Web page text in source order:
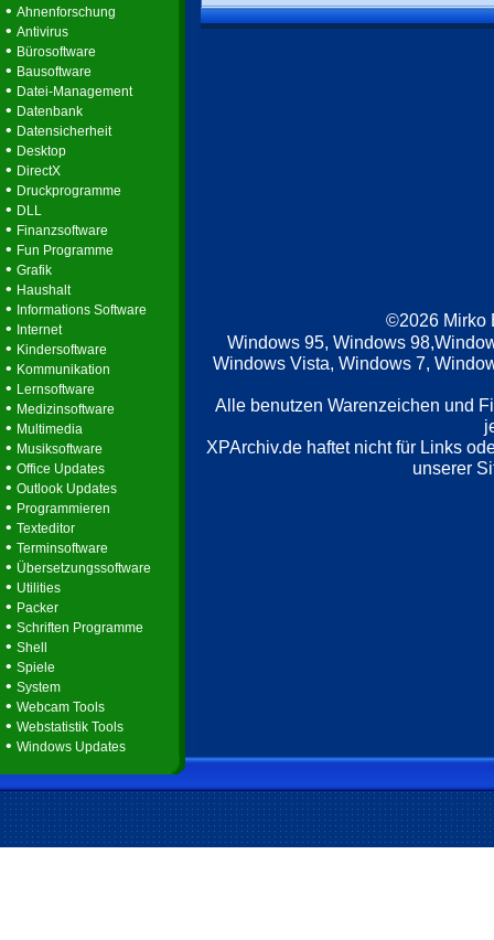
• Ahnenforschung
• Antivirus
• Bürosoftware
• Bausoftware
• Datei-Management
• Datenbank
• Datensicherheit
• Desktop
• DirectX
• Druckprogramme
• DLL
• Finanzsoftware
• Fun Programme
• Grafik
• Haushalt
• Informations Software
• Internet
• Kindersoftware
• Kommunikation
• Lernsoftware
• Medizinsoftware
• Multimedia
• Musiksoftware
• Office Updates
• Outlook Updates
• Programmieren
• Texteditor
• Terminsoftware
• Übersetzungssoftware
• Utilities
• Packer
• Schriften Programme
• Shell
• Spiele
• System
• Webcam Tools
• Webstatistik Tools
• Windows Updates
©2026 Mirko
Windows 95, Windows
Windows Vista, Windows 7,
Alle benutzen Warenzeichen und
XPArchiv.de haftet nicht für Links
unserer